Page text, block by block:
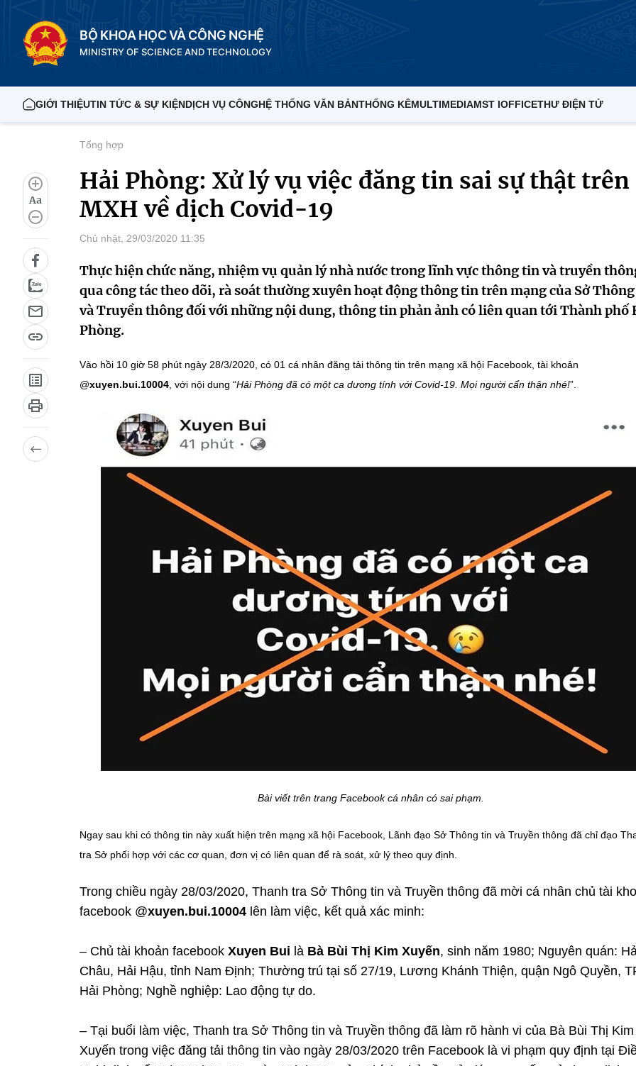
BỘ KHOA HỌC VÀ CÔNG NGHỆ
MINISTRY OF SCIENCE AND TECHNOLOGY
GIỚI THIỆUTIN TỨC & SỰ KIỆNDỊCH VỤ CÔNGHỆ THỐNG VĂN BẢNTHỐNG KÊMULTIMEDIAMST IOFFICETHƯ ĐIỆN TỬ
Aa
Tổng hợp
Hải Phòng: Xử lý vụ việc đăng tin sai sự thật trên
MXH về dịch Covid-19
Chủ nhật, 29/03/2020 11:35
Thực hiện chức năng, nhiệm vụ quản lý nhà nước trong lĩnh vực thông tin và truyền
qua công tác theo dõi, rà soát thường xuyên hoạt động thông tin trên mạng của Sở
và Truyền thông đối với những nội dung, thông tin phản ảnh có liên quan tới Thành phố
Phòng.
Vào hồi 10 giờ 58 phút ngày 28/3/2020, có 01 cá nhân đăng tải thông tin trên mạng xã hội Facebook, tài khoản
@xuyen.bui.10004 , với nội dung “Hải Phòng đã có một ca dương tính với Covid-19. Mọi người cẩn thận nhé!”.
Bài viết trên trang Facebook cá nhân có sai phạm.
Ngay sau khi có thông tin này xuất hiện trên mạng xã hội Facebook, Lãnh đạo Sở Thông tin và Truyền thông đã chỉ đạo
tra Sở phối hợp với các cơ quan, đơn vị có liên quan để rà soát, xử lý theo quy định.
Trong chiều ngày 28/03/2020, Thanh tra Sở Thông tin và Truyền thông đã mời cá nhân chủ tài
facebook @xuyen.bui.10004 lên làm việc, kết quả xác minh:
– Chủ tài khoản facebook Xuyen Bui là Bà Bùi Thị Kim Xuyến, sinh năm 1980; Nguyên quán:
Châu, Hải Hậu, tỉnh Nam Định; Thường trú tại số 27/19, Lương Khánh Thiện, quận Ngô Quyền,
Hải Phòng; Nghề nghiệp: Lao động tự do.
– Tại buổi làm việc, Thanh tra Sở Thông tin và Truyền thông đã làm rõ hành vi của Bà Bùi Thị Kim
Xuyến trong việc đăng tải thông tin vào ngày 28/03/2020 trên Facebook là vi phạm quy định tại